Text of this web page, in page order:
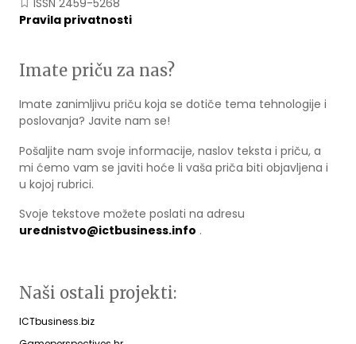
ISSN 2459-5268
Pravila privatnosti
Imate priču za nas?
Imate zanimljivu priču koja se dotiče tema tehnologije i
poslovanja? Javite nam se!
Pošaljite nam svoje informacije, naslov teksta i priču, a
mi ćemo vam se javiti hoće li vaša priča biti objavljena i
u kojoj rubrici.
Svoje tekstove možete poslati na adresu
urednistvo@ictbusiness.info .
Naši ostali projekti:
ICTbusiness.biz